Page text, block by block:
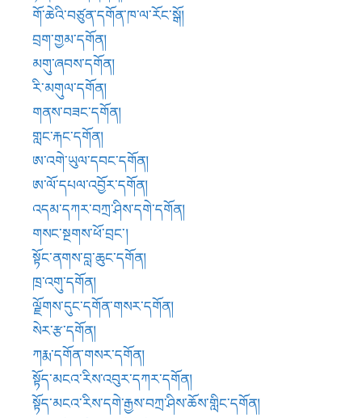
གསང་སྔགས་ཕོ་བྲང་།
སྟོང་ནགས་བླ་ཆུང་དགོན།
ཁྲ་འགུ་དགོན།
ལྗོགས་དུང་དགོན་གསར་དགོན།
སེར་རྩ་དགོན།
ཀརྨ་དགོན་གསར་དགོན།
སྟོད་མངའ་རིས་འབུར་དཀར་དགོན།
སྟོད་མངའ་རིས་དགེ་རྒྱས་བཀྲ་ཤིས་ཆོས་གླིང་དགོན།
རྒྱལ་རོང་གཟིགས་སྤྲོ་དགོན།
རྒྱལ་རོང་ལྷ་རྩེ་རྣམ་རྒྱལ་དགོན།
རྫོགས་ཅམ་དགོན།
གནས་མདོ་བཟོ་རིག་དགོན།
གོ་ཆེ་དགོན།
ཀཾ་པོ་གནས་ནང་།
དགེ་རྒྱལ་རྗེ་དྲུང་དགོན།
སྟོང་ནག་དགོན།
ཚ་བ་སྒྲོལ་མ་ལྷ་ཁང་།